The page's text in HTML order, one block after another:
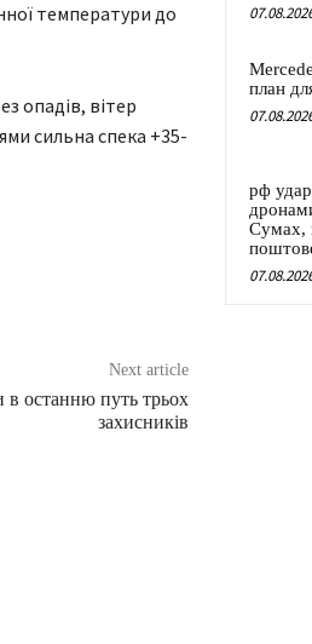
температури до
опадів, вітер
сильна спека +35-
Next article
в останню путь трьох
захисників
план
рф
Сумах,